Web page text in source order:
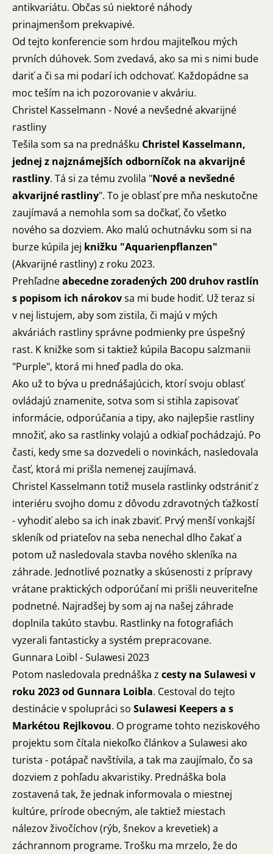
antikvariátu. Občas sú niektoré náhody
prinajmenšom prekvapivé.
Od tejto konferencie som hrdou majiteľkou mých
prvních dúhovek. Som zvedavá, ako sa mi s nimi bude
dariť a či sa mi podarí ich odchovať. Každopádne sa
moc teším na ich pozorovanie v akváriu.
Christel Kasselmann - Nové a nevšedné akvarijné
rastliny
Tešila som sa na prednášku Christel Kasselmann,
jednej z najznámejších odborníčok na akvarijné
rastliny. Tá si za tému zvolila "Nové a nevšedné
akvarijné rastliny". To je oblasť pre mňa neskutočne
zaujímavá a nemohla som sa dočkať, čo všetko
nového sa dozviem. Ako malú ochutnávku som si na
burze kúpila jej knižku "Aquarienpflanzen"
(Akvarijné rastliny) z roku 2023.
Prehľadneabecedne zoradených 200 druhov rastlín
s popisom ich nárokovsa mi bude hodiť. Už teraz si
v nej listujem, aby som zistila, či majú v mých
akváriách rastliny správne podmienky pre úspešný
rast. K knižke som si taktiež kúpila Bacopu salzmanii
"Purple", ktorá mi hneď padla do oka.
Ako už to býva u prednášajúcich, ktorí svoju oblasť
ovládajú znamenite, sotva som si stihla zapisovať
informácie, odporúčania a tipy, ako najlepšie rastliny
množiť, ako sa rastlinky volajú a odkiaľ pochádzajú. Po
časti, kedy sme sa dozvedeli o novinkách, nasledovala
časť, ktorá mi prišla nemenej zaujímavá.
Christel Kasselmann totiž musela rastlinky odstrániť z
interiéru svojho domu z dôvodu zdravotných ťažkostí
- vyhodiť alebo sa ich inak zbaviť. Prvý menší vonkajší
skleník od priateľov na seba nenechal dlho čakať a
potom už nasledovala stavba nového skleníka na
záhrade. Jednotlivé poznatky a skúsenosti z prípravy
vrátane praktických odporúčaní mi prišli neuveriteľne
podnetné. Najradšej by som aj na našej záhrade
doplnila takúto stavbu. Rastlinky na fotografiách
vyzerali fantasticky a systém prepracovane.
Gunnara Loibl - Sulawesi 2023
Potom nasledovala prednáška z cesty na Sulawesi v
roku 2023 od Gunnara Loibla. Cestoval do tejto
destinácie v spolupráci so Sulawesi Keepers a s
Markétou Rejlkovou. O programe tohto neziskového
projektu som čítala niekoľko článkov a Sulawesi ako
turista - potápač navštívila, a tak ma zaujímalo, čo sa
dozviem z pohľadu akvaristiky. Prednáška bola
zostavená tak, že jednak informovala o miestnej
kultúre, prírode obecným, ale taktiež miestach
nálezov živočíchov (rýb, šnekov a krevetiek) a
záchrannom programe. Trošku ma mrzelo, že do